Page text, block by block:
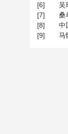
[6]
吴
[7]
桑
[8]
中
[9]
马